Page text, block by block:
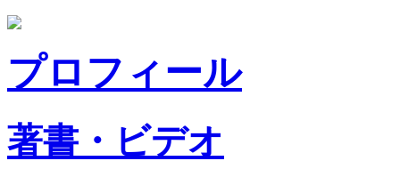
プロフィール
著書・ビデオ